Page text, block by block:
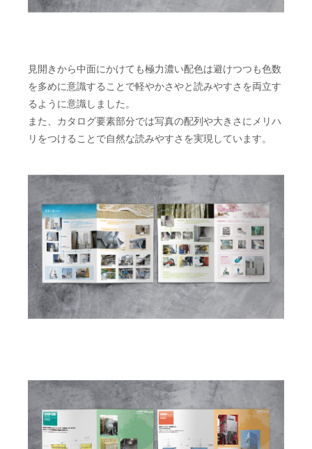
見開きから中面にかけても極力濃い配色は避けつつも色数
を多めに意識することで軽やかさやと読みやすさを両立す
るように意識しました。
また、カタログ要素部分では写真の配列や大きさにメリハ
リをつけることで自然な読みやすさを実現しています。